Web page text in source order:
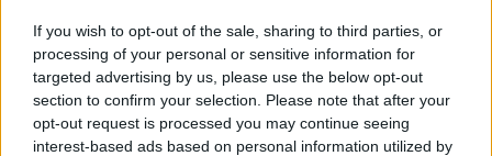
If you wish to opt-out of the sale, sharing to third parties, or
processing of your personal or sensitive information for
targeted advertising by us, please use the below opt-out
section to confirm your selection. Please note that after your
opt-out request is processed you may continue seeing
interest-based ads based on personal information utilized by